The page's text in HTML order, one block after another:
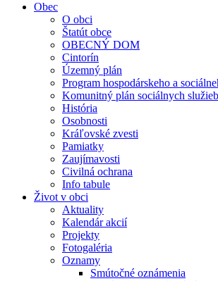
Obec
O obci
Štatút obce
OBECNÝ DOM
Cintorín
Územný plán
Program hospodárskeho a
Komunitný plán sociálnych služieb
História
Osobnosti
Kráľovské zvesti
Pamiatky
Zaujímavosti
Civilná ochrana
Info tabule
Život v obci
Aktuality
Kalendár akcií
Projekty
Fotogaléria
Oznamy
Smútočné oznámenia